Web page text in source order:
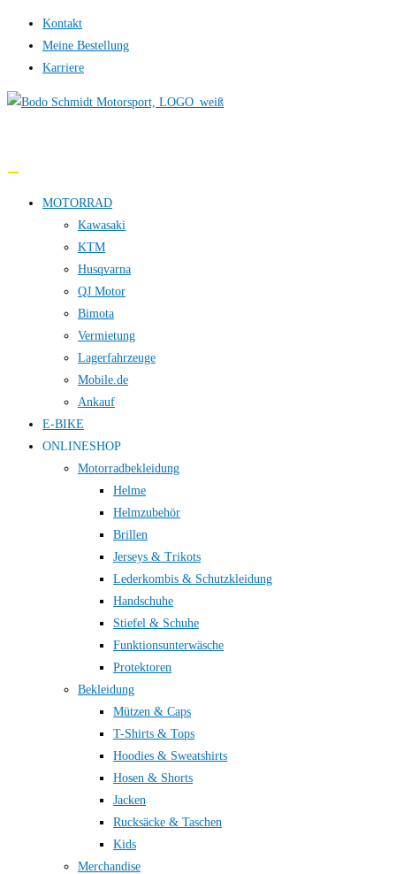
Zum
Inhalt
springen
Kontakt
Meine Bestellung
Karriere
MOTORRAD
Kawasaki
KTM
Husqvarna
QJ Motor
Bimota
Vermietung
Lagerfahrzeuge
Mobile.de
Ankauf
E-BIKE
ONLINESHOP
Motorradbekleidung
Helme
Helmzubehör
Brillen
Jerseys & Trikots
Lederkombis & Schutzkleidung
Handschuhe
Stiefel & Schuhe
Funktionsunterwäsche
Protektoren
Bekleidung
Mützen & Caps
T-Shirts & Tops
Hoodies & Sweatshirts
Hosen & Shorts
Jacken
Rucksäcke & Taschen
Kids
Merchandise